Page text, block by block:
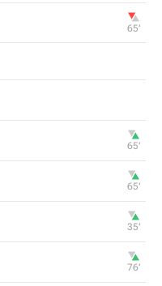
65‎’‎
65‎’‎
65‎’‎
35‎’‎
76‎’‎